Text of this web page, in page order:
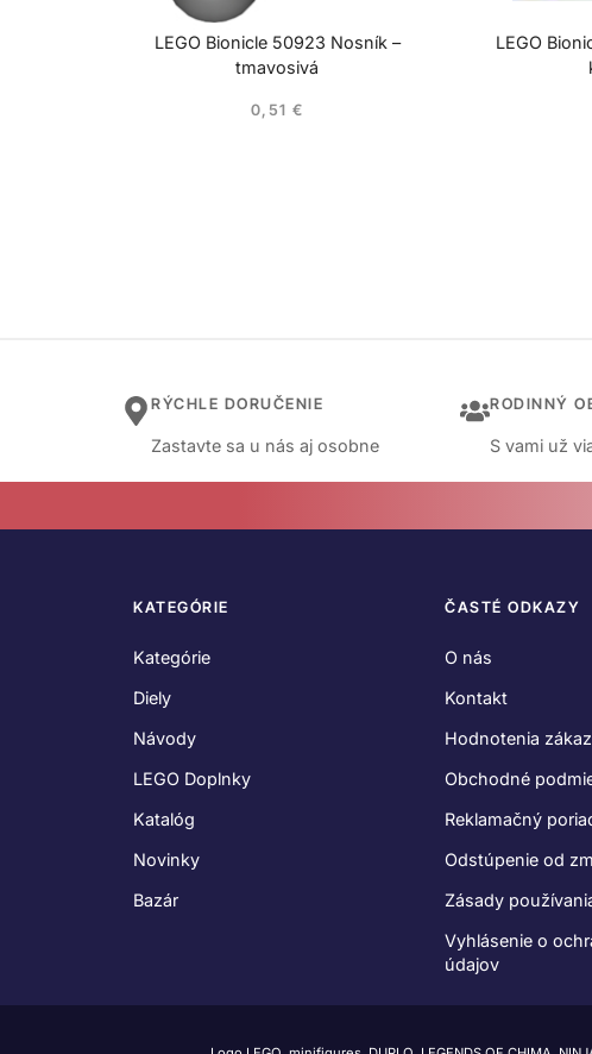
LEGO Bionicle 50923 Nosník –
tmavosivá
0,51€
LEGO
RÝCHLE DORUČENIE
Zastavte sa u nás aj osobne
RODINNÝ
S vami už
KATEGÓRIE
Kategórie
Diely
Návody
LEGO Doplnky
Katalóg
Novinky
Bazár
ČASTÉ ODKAZY
O nás
Kontakt
Hodnotenia
Obchodné
Reklamačný
Odstúpenie od
Zásady
Vyhlásenie o
údajov